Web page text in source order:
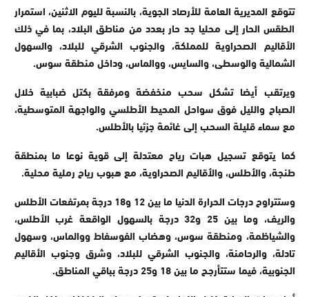
تتوقع المديرية العامة للأرصاد الجوية، بالنسبة لليوم الاثنين، استمرار
الطقس الحار إلى محليا جد حار بعدد من مناطق البلاد، بما في ذلك
الأقاليم الصحراوية للمملكة، والجنوب الشرقي للبلاد، والسهول
الشمالية والوسطى، والسايس، ووالماس، وداخل منطقة سوس.
ويرتقب أيضا تشكل سحب منخفضة ومرفقة بكتل ضبابية خلال
الصباح والليل فوق سواحل المحيط الأطلسي والواجهة المتوسطية،
مع سماء قليلة السحب إلى غائمة جزئيا بالأطلس.
كما يتوقع تسجيل هبات رياح معتدلة إلى قوية نوعا ما بمنطقة
طنجة، والأطلس، والأقاليم الصحراوية، مع هبوب رياح رملية محلية.
وستتراوح درجات الحرارة الدنيا ما بين 12 و18 درجة بمرتفعات الأطلس
والريف، وما بين 25 و32 درجة بالسهول الواقعة غرب الأطلس،
والشياظمة، ومنطقة سوس، وهضاب الفوسفاط ووالماس، وسهول
تادلة، والرحامنة، والجنوب الشرقي للبلاد، وشرق وجنوب الأقاليم
الجنوبية، فيما ستتأرجح ما بين 18 و25 درجة بباقي المناطق.